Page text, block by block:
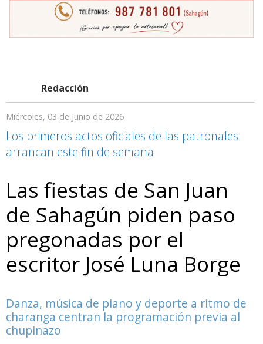
Redacción
Miércoles, 03 de Junio de 2026
Los primeros actos oficiales de las patronales
arrancan este fin de semana
Las fiestas de San Juan
de Sahagún piden paso
pregonadas por el
escritor José Luna Borge
Danza, música de piano y deporte a ritmo de
charanga centran la programación previa al
chupinazo